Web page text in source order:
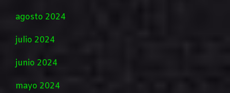
agosto 2024
julio 2024
junio 2024
mayo 2024